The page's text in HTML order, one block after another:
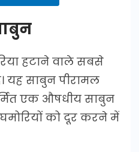
हटाने वाले सबसे
यह साबुन पीरामल
एक औषधीय साबुन
को दूर करने में